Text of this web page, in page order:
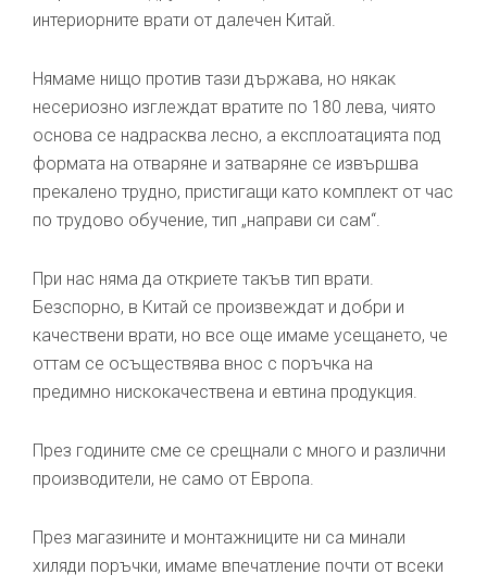
интериорните врати от далечен Китай.
Нямаме нищо против тази държава, но някак
несериозно изглеждат вратите по 180 лева, чиято
основа се надрасква лесно, а експлоатацията под
формата на отваряне и затваряне се извършва
прекалено трудно, пристигащи като комплект от час
по трудово обучение, тип „направи си сам“.
При нас няма да откриете такъв тип врати.
Безспорно, в Китай се произвеждат и добри и
качествени врати, но все още имаме усещането, че
оттам се осъществява внос с поръчка на
предимно нискокачествена и евтина продукция.
През годините сме се срещнали с много и различни
производители, не само от Европа.
През магазините и монтажниците ни са минали
хиляди поръчки, имаме впечатление почти от всеки